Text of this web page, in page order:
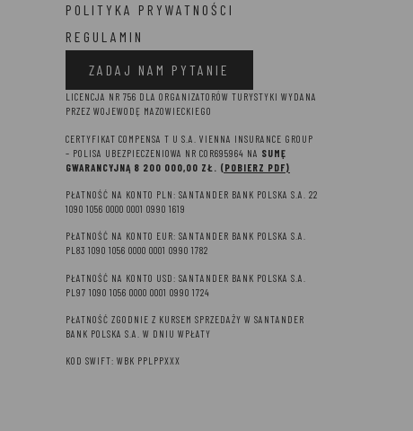
POLITYKA PRYWATNOŚCI
REGULAMIN
ZADAJ NAM PYTANIE
LICENCJA NR 756 DLA ORGANIZATORÓW TURYSTYKI WYDANA
PRZEZ WOJEWODĘ MAZOWIECKIEGO
CERTYFIKAT COMPENSA T U S.A. VIENNA INSURANCE GROUP
– POLISA UBEZPIECZENIOWA NR COR695964 NA SUMĘ
GWARANCYJNĄ 8 200 000,00 ZŁ. (POBIERZ PDF)
PŁATNOŚĆ NA KONTO PLN: SANTANDER BANK POLSKA S.A. 22
1090 1056 0000 0001 0990 1619
PŁATNOŚĆ NA KONTO EUR: SANTANDER BANK POLSKA S.A.
PL83 1090 1056 0000 0001 0990 1782
PŁATNOŚĆ NA KONTO USD: SANTANDER BANK POLSKA S.A.
PL97 1090 1056 0000 0001 0990 1724
PŁATNOŚĆ ZGODNIE Z KURSEM SPRZEDAŻY W SANTANDER
BANK POLSKA S.A. W DNIU WPŁATY
KOD SWIFT: WBK PPLPPXXX